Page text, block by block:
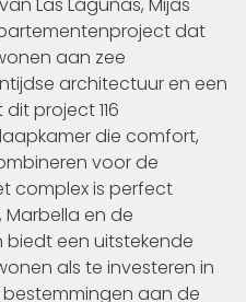
dat
aan zee
architectuur en een
project 116
die comfort,
voor de
complex is perfect
en de
een uitstekende
als te investeren in
aan de